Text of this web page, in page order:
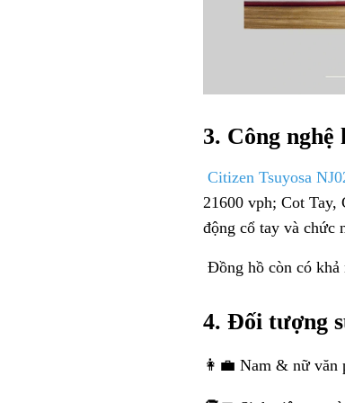
3. Công nghệ
Citizen Tsuyosa
21600 vph; Cot
động cổ tay và chức
Đồng hồ còn có
4. Đối tượng
👩‍💼 Nam & nữ văn